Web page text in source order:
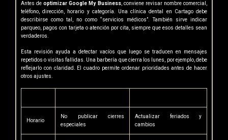
Antes deoptimizar Google My Business, conviene revisar nombre comercial,
teléfono, dirección, horario y categoría. Una clínica dental en Cartago debe
describirse como tal, no como “servicios médicos”. También sirve indicar
parqueo, pagos con tarjeta o atención por cita, siempre que esos detalles sean
verdaderos.
Esta revisión ayuda a detectar vacíos que luego se traducen en mensajes
repetidos o visitas fallidas. Una barbería que cierra los lunes, por ejemplo, debe
reflejarlo con claridad. El cuadro permite ordenar prioridades antes de hacer
otros ajustes.
Horario
No publicar cierres
especiales
Actualizar feriados y
cambios